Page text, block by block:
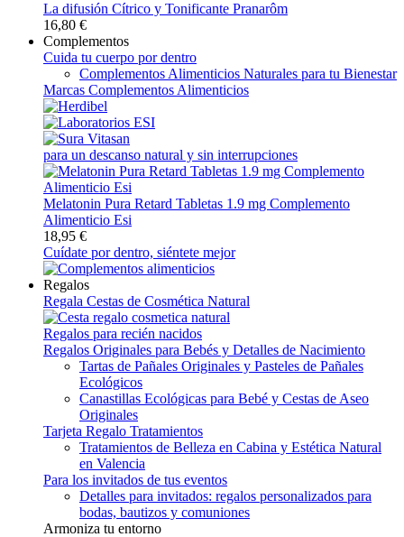
La difusión Cítrico y Tonificante Pranarôm
16,80 €
Complementos
Cuida tu cuerpo por dentro
Complementos Alimenticios Naturales para tu Bienestar
Marcas Complementos Alimenticios
para un descanso natural y sin interrupciones
Melatonin Pura Retard Tabletas 1.9 mg Complemento
Alimenticio Esi
18,95 €
Cuídate por dentro, siéntete mejor
Regalos
Regala Cestas de Cosmética Natural
Regalos para recién nacidos
Regalos Originales para Bebés y Detalles de Nacimiento
Tartas de Pañales Originales y Pasteles de Pañales
Ecológicos
Canastillas Ecológicas para Bebé y Cestas de Aseo
Originales
Tarjeta Regalo Tratamientos
Tratamientos de Belleza en Cabina y Estética Natural
en Valencia
Para los invitados de tus eventos
Detalles para invitados: regalos personalizados para
bodas, bautizos y comuniones
Armoniza tu entorno